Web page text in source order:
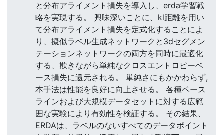
と分布アライメント損失を導入し、erda学習戦
略を実現する。 興味深いことに、kl距離を用い
て分布アライメント損失を定式化することによ
り、擬似ラベル生成ネットワークと3dセグメン
テーションネットワークの両方を同時に最適化
する、欺きながら単純なクロスエントロピーベ
ース損失に還元される。 単純さにもかかわらず,
本手法は性能を良好に向上させる。 各種ベース
ラインおよび大規模データセットに対する広範
囲な実験により有効性を検証する。 その結果、
ERDAは、ラベルのないすべてのデータポイント